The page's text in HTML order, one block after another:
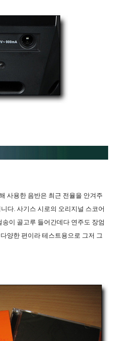
사용한 음반은 최근 전율을 안겨주
다. 사기스 시로의 오리지널 스코어
이 골고루 들어간데다 연주도 장엄
양한 편이라 테스트용으로 그저 그